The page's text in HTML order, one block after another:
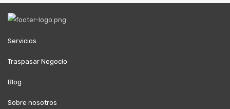
Servicios
Traspasar Negocio
Blog
Sobre nosotros